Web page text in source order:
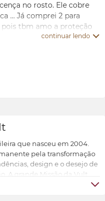
no rosto. Ele cobre
… Já comprei 2 para
tbm amo a proteção
nele que
facial . Muitas
continuar lendo
que nasceu em 2004.
pela transformação
design e o desejo de
A grande Missão da Vult
a possibilidade de ter